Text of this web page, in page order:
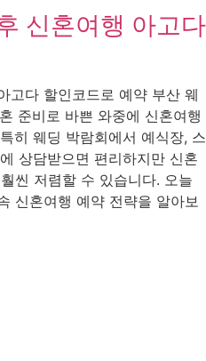
신혼여행 아고다
고다 할인코드로 예약 부산 웨
준비로 바쁜 와중에 신혼여행
히 웨딩 박람회에서 예식장, 스
상담받으면 편리하지만 신혼
씬 저렴할 수 있습니다. 오늘
신혼여행 예약 전략을 알아보